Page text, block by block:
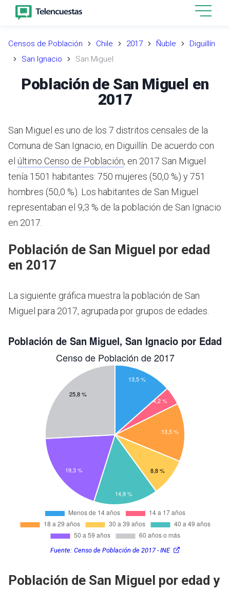
Censos de Población Chile 2017 Ñuble
Diguillín
San Ignacio
San Miguel
Población de San Miguel en
2017
San Miguel es uno de los 7 distritos censales de la
Comuna de San Ignacio, en Diguillín. De acuerdo con
el último Censo de Población, en 2017 San Miguel
tenía 1501 habitantes: 750 mujeres (50,0 %) y 751
hombres (50,0 %). Los habitantes de San Miguel
representaban el 9,3 % de la población de San Ignacio
en 2017.
Población de San Miguel por edad
en 2017
La siguiente gráfica muestra la población de San
Miguel para 2017, agrupada por grupos de edades.
Fuente: Censo de Población de 2017 - INE
Población de San Miguel por edad y